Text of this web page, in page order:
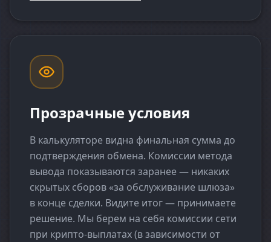
Прозрачные условия
В калькуляторе видна финальная сумма до
подтверждения обмена. Комиссии метода
вывода показываются заранее — никаких
скрытых сборов «за обслуживание шлюза»
в конце сделки. Видите итог — принимаете
решение. Мы берем на себя комиссии сети
при крипто-выплатах (в зависимости от